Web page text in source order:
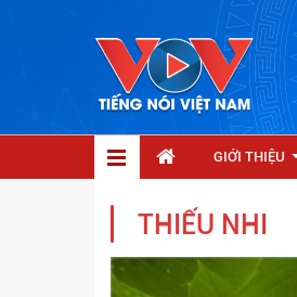
GIỚI THIỆU
THIẾU NHI